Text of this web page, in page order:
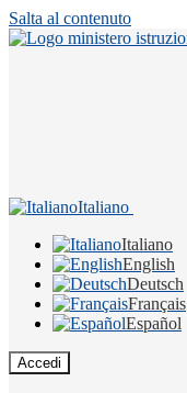
Salta al contenuto
Italiano
Italiano
English
Deutsch
Français
Español
Accedi